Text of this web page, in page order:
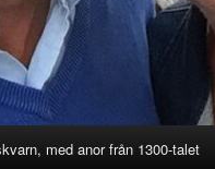
med anor från 1300-talet